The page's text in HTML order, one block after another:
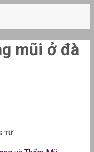
mũi ở đà
TƯ